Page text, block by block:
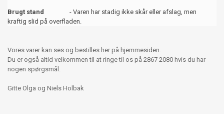
Brugt stand
- Varen har stadig ikke skår eller afslag, men
kraftig slid på overfladen.
Vores varer kan ses og bestilles her på hjemmesiden.
Du er også altid velkommen til at ringe til os på 2867 2080 hvis du har
nogen spørgsmål.
Gitte Olga og Niels Holbak